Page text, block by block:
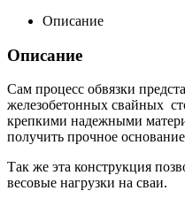
Описание
Описание
Сам процесс обвязки
железобетонных свайных
крепкими надежными
получить прочное
Так же эта конструкция
весовые нагрузки на сваи.